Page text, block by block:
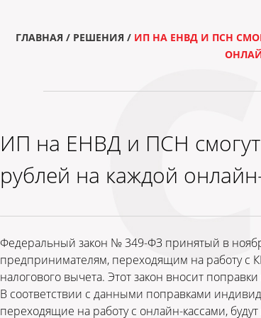
ГЛАВНАЯ / РЕШЕНИЯ / ИП НА ЕНВД И ПСН
ИП на ЕНВД и ПСН
рублей на каждой
Федеральный закон № 349-ФЗ принятый в
предпринимателям, переходящим на работу с
налогового вычета. Этот закон вносит
В соответствии с данными поправками
переходящие на работу с онлайн-кассами,